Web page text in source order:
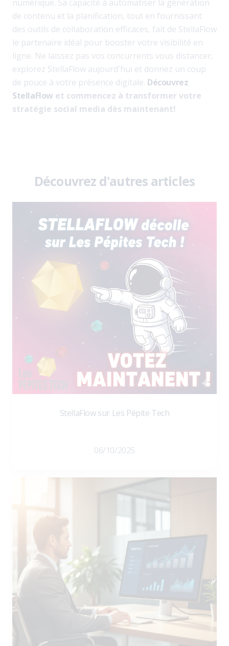
numérique. Sa capacité à automatiser la génération
de contenu et la planification, tout en fournissant
des outils de collaboration efficaces, fait de StellaFlow
le partenaire idéal pour booster votre visibilité en
ligne. Ne laissez pas vos concurrents vous distancer;
explorez StellaFlow aujourd'hui et donnez un coup
de pouce à votre présence digitale. Découvrez
StellaFlow et commencez à transformer votre
stratégie social media dès maintenant!
Découvrez d'autres articles
StellaFlow sur Les Pépite Tech
06/10/2025